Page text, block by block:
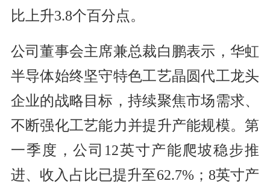
比上升3.8个百分点。
公司董事会主席兼总裁白鹏表示，华虹
半导体始终坚守特色工艺晶圆代工龙头
企业的战略目标，持续聚焦市场需求、
不断强化工艺能力并提升产能规模。第
一季度，公司12英寸产能爬坡稳步推
进、收入占比已提升至62.7%；8英寸产